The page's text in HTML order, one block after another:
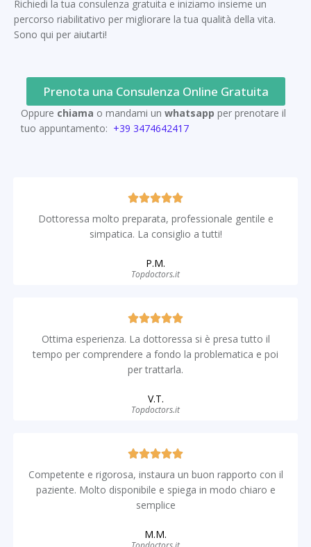
Richiedi la tua consulenza gratuita e iniziamo insieme un
percorso riabilitativo per migliorare la tua qualità della vita.
Sono qui per aiutarti!
Prenota una Consulenza Online Gratuita
Oppure chiama o mandami un whatsapp per prenotare il
tuo appuntamento: +39 3474642417
Dottoressa molto preparata, professionale gentile e
simpatica. La consiglio a tutti!
P.M.
Topdoctors.it
Ottima esperienza. La dottoressa si è presa tutto il
tempo per comprendere a fondo la problematica e poi
per trattarla.
V.T.
Topdoctors.it
Competente e rigorosa, instaura un buon rapporto con il
paziente. Molto disponibile e spiega in modo chiaro e
semplice
M.M.
Topdoctors.it